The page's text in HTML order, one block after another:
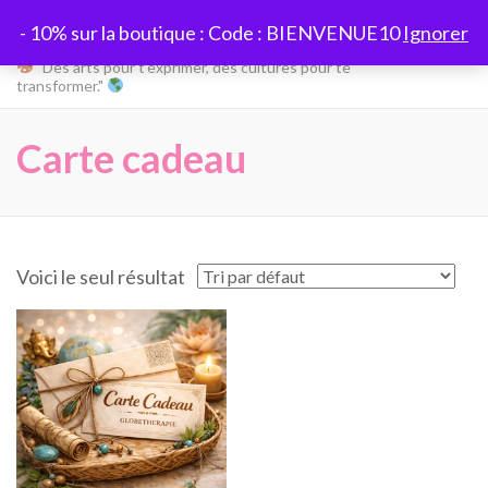
- 10% sur la boutique : Code : BIENVENUE10Ignorer
contenu
(Pressez
Globetherapie
"Des arts pour t’exprimer, des cultures pour te
transformer."
Carte cadeau
Voici le seul résultat